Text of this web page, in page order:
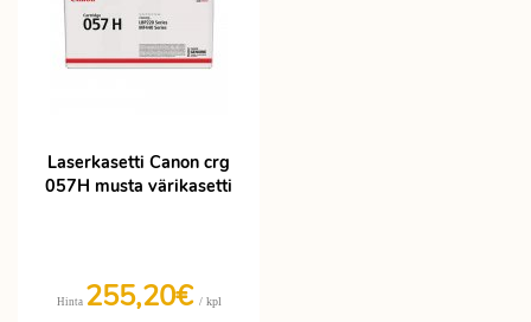
Laserkasetti Canon crg
057H musta värikasetti
Hinta 255,20€ / kpl